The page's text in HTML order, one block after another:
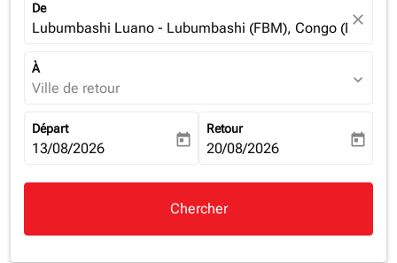
De
Lubumbashi Luano - Lubumbashi (FBM), Congo (Dem.
close
À
Ville de retour expand_more
Départ
fc-booking-departure-date-aria-label
13/08/2026 today
Retour
fc-booking-return-date-aria-
20/08/2026 today
Chercher